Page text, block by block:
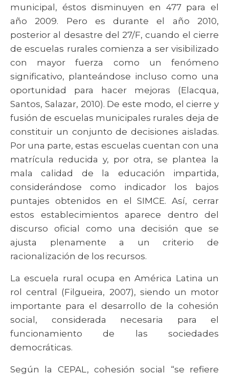
municipal, éstos disminuyen en 477 para el
año 2009. Pero es durante el año 2010,
posterior al desastre del 27/F, cuando el cierre
de escuelas rurales comienza a ser visibilizado
con mayor fuerza como un fenómeno
significativo, planteándose incluso como una
oportunidad para hacer mejoras (Elacqua,
Santos, Salazar, 2010). De este modo, el cierre y
fusión de escuelas municipales rurales deja de
constituir un conjunto de decisiones aisladas.
Por una parte, estas escuelas cuentan con una
matrícula reducida y, por otra, se plantea la
mala calidad de la educación impartida,
considerándose como indicador los bajos
puntajes obtenidos en el SIMCE. Así, cerrar
estos establecimientos aparece dentro del
discurso oficial como una decisión que se
ajusta plenamente a un criterio de
racionalización de los recursos.
La escuela rural ocupa en América Latina un
rol central (Filgueira, 2007), siendo un motor
importante para el desarrollo de la cohesión
social, considerada necesaria para el
funcionamiento de las sociedades
democráticas.
Según la CEPAL, cohesión social “se refiere